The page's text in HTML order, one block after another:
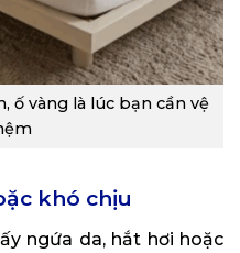
ố vàng là lúc bạn cần vệ
khó chịu
ngứa da, hắt hơi hoặc